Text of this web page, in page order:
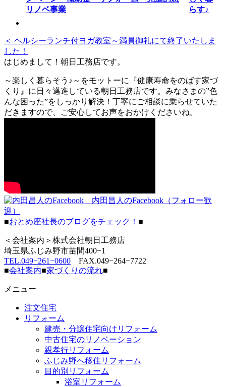
らす♪
＜ ヘルシーランチ付ヨガ教室～満員御礼にて終了いたしま
した！
はじめまして！朝日工務店です。
～楽しく暮らそう♪～をモットーに『健康寿命をのばす家づ
くり』に日々邁進している朝日工務店です。みなさまの”色
んな困った”をしっかり解決！丁寧にご相談に乗らせていた
だきますので、ご安心してお声をおかけくださいね。
内田昌人のFacebook（フォロー歓
迎）
■おとめ座社長のブログをチェック！ ■
＜会社案内＞株式会社朝日工務店
埼玉県ふじみ野市苗間400−1
TEL.049−261−0600 FAX.049−264−7722
■会社案内■家づくりの流れ■
メニュー
注文住宅
リフォーム
建売・分譲住宅向けリフォーム
中古住宅のリノベーション
親孝行リフォーム
ふじみ野へ移住リフォーム
目的別リフォーム
浴室リフォーム